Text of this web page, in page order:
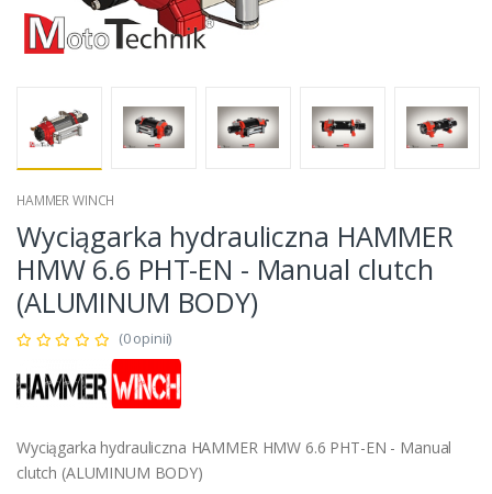
HAMMER WINCH
Wyciągarka hydrauliczna HAMMER
HMW 6.6 PHT-EN - Manual clutch
(ALUMINUM BODY)
(0 opinii)
Wyciągarka hydrauliczna HAMMER HMW 6.6 PHT-EN - Manual
clutch (ALUMINUM BODY)